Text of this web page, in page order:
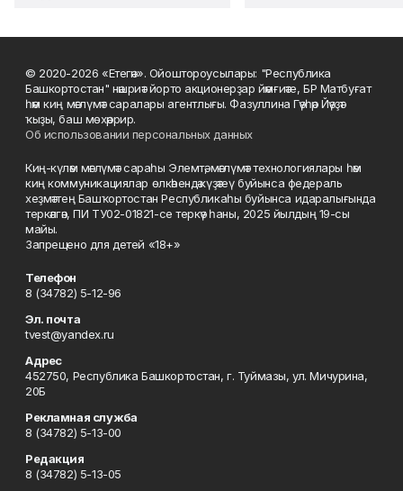
© 2020-2026 «Етегән». Ойоштороусылары: "Республика
Башкортостан" нәшриәт йорто акционерҙар йәмғиәте, БР Матбуғат
һәм киң мәғлүмәт саралары агентлығы. Фазуллина Гәүһәр Йәүҙәт
ҡыҙы, баш мөхәррир.
Об использовании персональных данных
Киң-күләм мәғлүмәт сараһы Элемтә, мәғлүмәт технологиялары һәм
киң коммуникациялар өлкәһендә күҙәтеү буйынса федераль
хеҙмәттең Башҡортостан Республикаһы буйынса идаралығында
теркәлгән, ПИ ТУ02-01821-се теркәү һаны, 2025 йылдың 19-сы
майы.
Запрещено для детей «18+»
Телефон
8 (34782) 5-12-96
Эл. почта
tvest@yandex.ru
Адрес
452750, Республика Башкортостан, г. Туймазы, ул. Мичурина,
20Б
Рекламная служба
8 (34782) 5-13-00
Редакция
8 (34782) 5-13-05